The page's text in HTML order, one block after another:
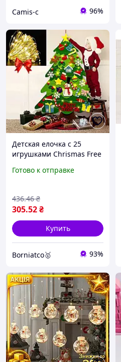
Camis-c 96%
Детская елочка с 25
игрушками Chrismas Free
Xmas / Новогодняя елка
Готово к отправке
305.52₴
436.46 ₴
Купить
Borniatco🥇 93%